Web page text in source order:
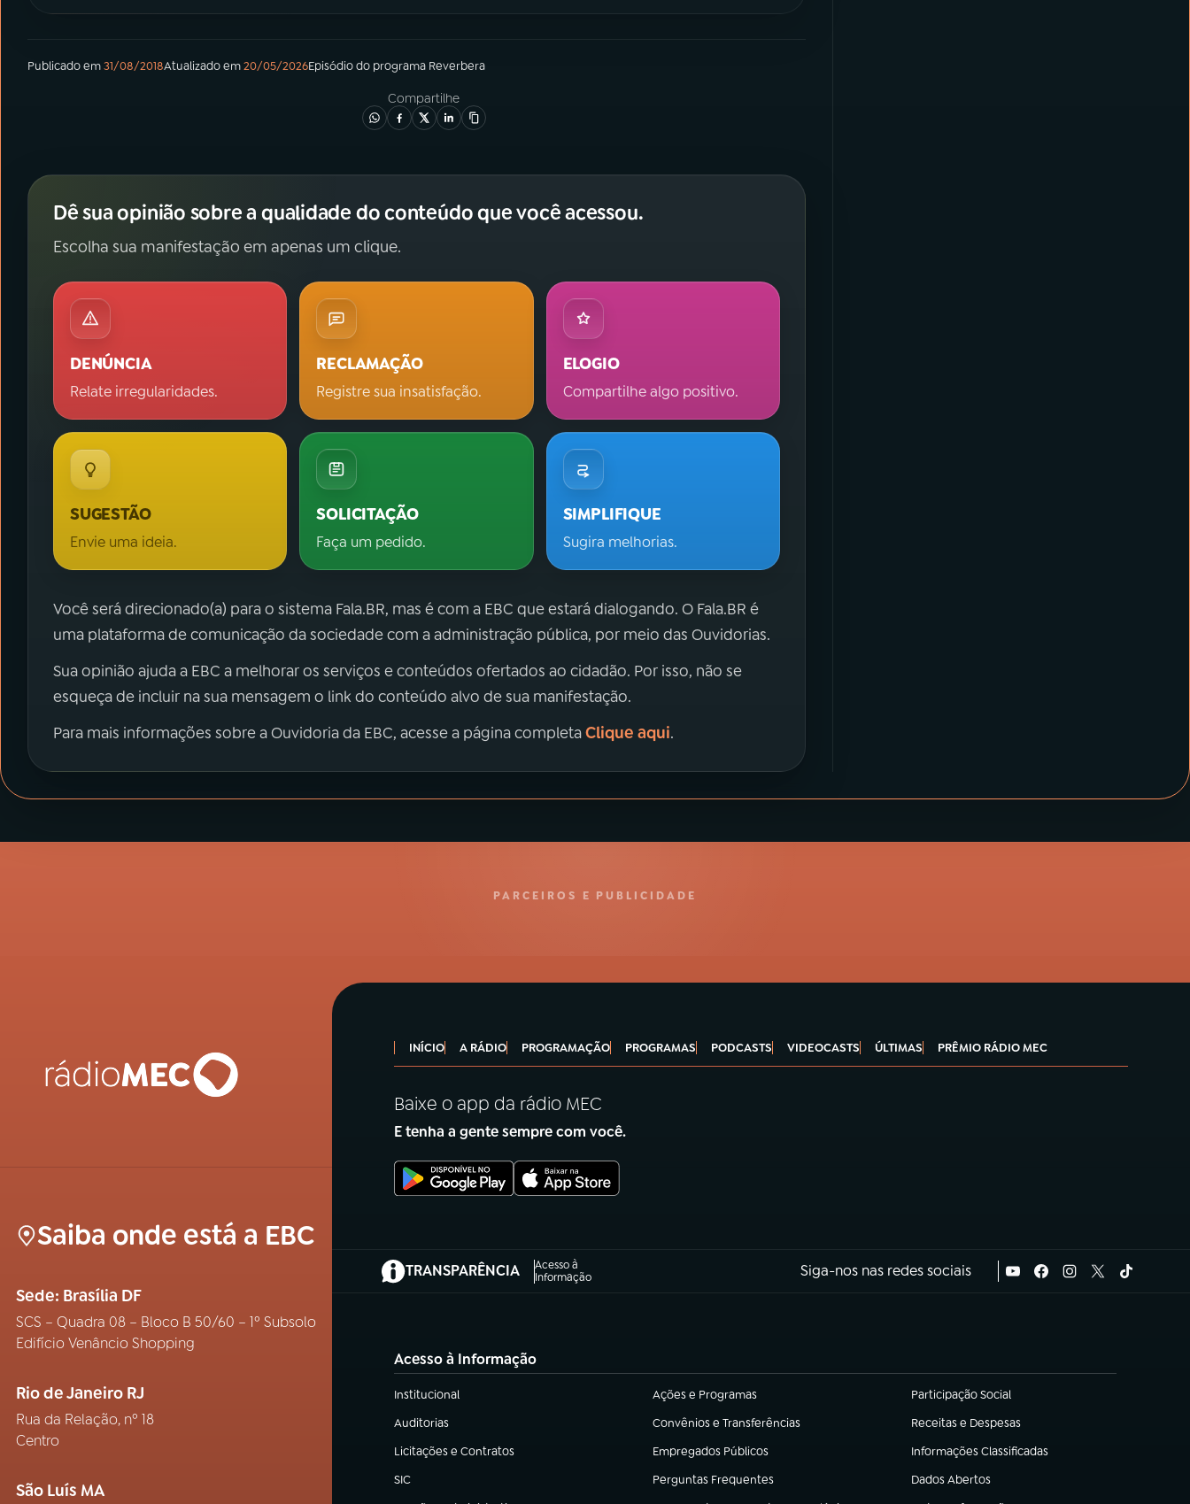
Publicado em31/08/2018Atualizado em20/05/2026Episódiodo programa Reverbera
Compartilhe
Dê sua opinião sobre a qualidade do conteúdo que você acessou.
Escolha sua manifestação em apenas um clique.
DENÚNCIA
Relate irregularidades.
RECLAMAÇÃO
Registre sua insatisfação.
ELOGIO
Compartilhe algo positivo.
SUGESTÃO
Envie uma ideia.
SOLICITAÇÃO
Faça um pedido.
SIMPLIFIQUE
Sugira melhorias.
Você será direcionado(a) para o sistema Fala.BR, mas é com a EBC que estará dialogando. O Fala.BR é
uma plataforma de comunicação da sociedade com a administração pública, por meio das Ouvidorias.
Sua opinião ajuda a EBC a melhorar os serviços e conteúdos ofertados ao cidadão. Por isso, não se
esqueça de incluir na sua mensagem o link do conteúdo alvo de sua manifestação.
Para mais informações sobre a Ouvidoria da EBC, acesse a página completaClique aqui.
PARCEIROS E PUBLICIDADE
Saiba onde está a EBC
Sede: Brasília DF
SCS – Quadra 08 – Bloco B 50/60 – 1º Subsolo
Edifício Venâncio Shopping
Rio de Janeiro RJ
Rua da Relação, nº 18
Centro
São Luís MA
INÍCIO A RÁDIO PROGRAMAÇÃO PROGRAMAS PODCASTS VIDEOCASTS ÚLTIMAS PRÊMIO RÁDIO MEC
Baixe o app da rádio MEC
E tenha a gente sempre com você.
TRANSPARÊNCIA
Acesso à
Informação
(abre em nova aba) Siga-nos nas redes sociais
Acesso à Informação
Institucional
(abre em nova aba) Ações e Programas
(abre em nova aba) Participação Social
(abre em nova aba)
Auditorias
(abre em nova aba) Convênios e Transferências
(abre em nova aba) Receitas e Despesas
(abre em nova aba)
Licitações e Contratos
(abre em nova aba) Empregados Públicos
(abre em nova aba) Informações Classificadas
(abre em nova aba)
SIC
(abre em nova aba) Perguntas Frequentes
(abre em nova aba) Dados Abertos
(abre em nova aba)